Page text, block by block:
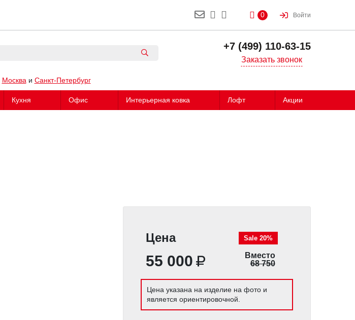
0 Войти
+7 (499) 110-63-15
Заказать звонок
Москва и Санкт-Петербург
Кухня Офис Интерьерная ковка Лофт Акции
Цена
55 000
Sale 20%
Вместо
68 750
Цена указана на изделие на фото и
является ориентировочной.